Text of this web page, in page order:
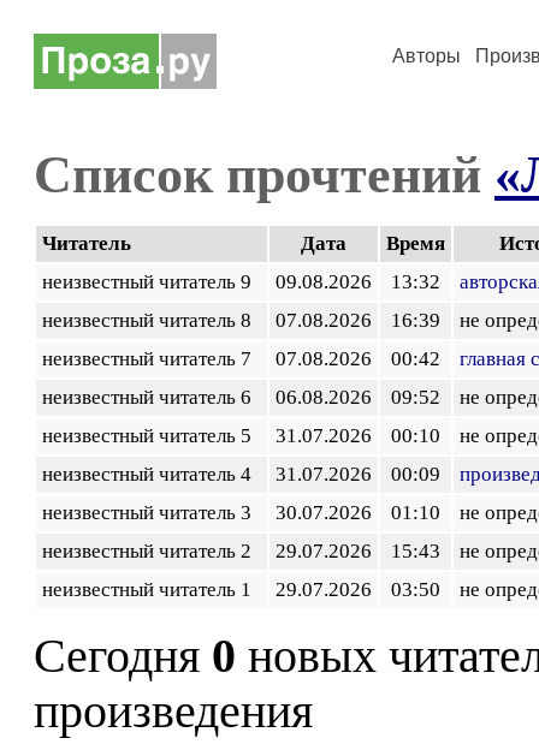
Авторы
Список прочтений
Читатель Дата Время
неизвестный читатель 9
09.08.2026 13:32
неизвестный читатель 8
07.08.2026 16:39
не
неизвестный читатель 7
07.08.2026 00:42
главная
неизвестный читатель 6
06.08.2026 09:52
не
неизвестный читатель 5
31.07.2026 00:10
не
неизвестный читатель 4
31.07.2026 00:09
неизвестный читатель 3
30.07.2026 01:10
не
неизвестный читатель 2
29.07.2026 15:43
не
неизвестный читатель 1
29.07.2026 03:50 не
Сегодня 0 новых
произведения